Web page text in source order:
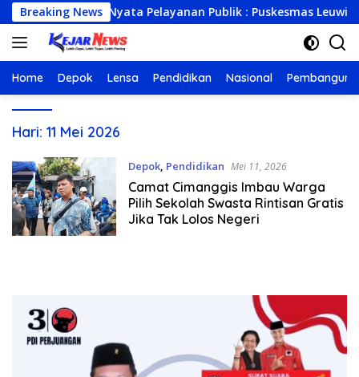
Langsung
ke
konten
Breaking News
Wujud Nyata Pelayanan Publik : Puskesmas
Home Depok Lensa Pendidikan Nasional
Hari: 11 Mei 2026
Depok, Pendidikan Mei 11, 2026
Camat Cimanggis Imbau Warga
Pilih Sekolah Swasta Rintisan Gratis
Jika Tak Lolos Negeri